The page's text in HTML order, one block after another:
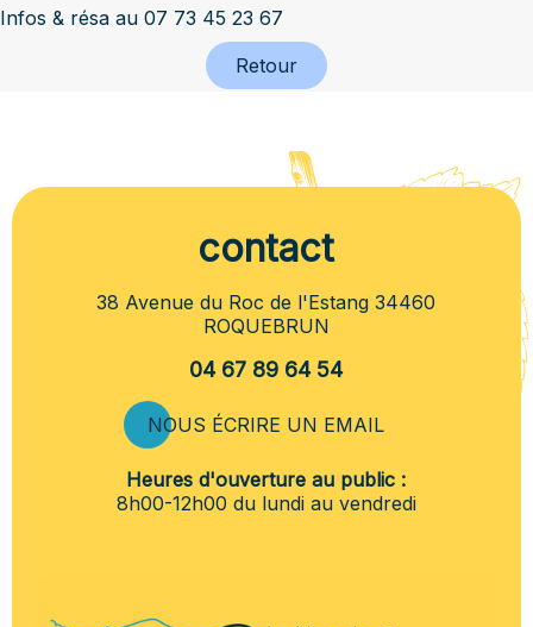
Infos & résa au 07 73 45 23 67
Retour
contact
38 Avenue du Roc de l'Estang 34460
ROQUEBRUN
04 67 89 64 54
NOUS ÉCRIRE UN EMAIL
Heures d'ouverture au public :
8h00-12h00 du lundi au vendredi